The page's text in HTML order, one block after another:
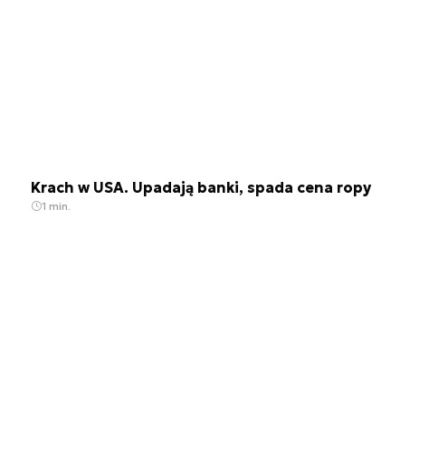
Krach w USA. Upadają banki, spada cena ropy
1 min.